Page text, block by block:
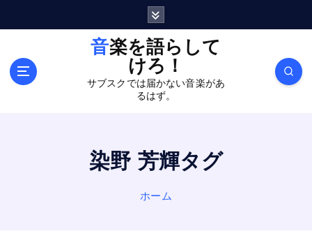
音楽を語らして
けろ！
サブスクでは届かない音楽があ
るはず。
染野 芳輝タグ
ホーム